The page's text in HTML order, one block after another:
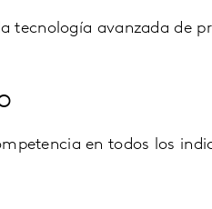
tecnología avanzada de
en todos los